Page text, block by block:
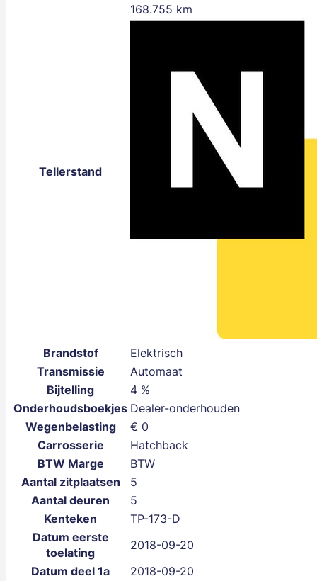
Tellerstand
168.755 km
Brandstof
Elektrisch
Transmissie
Automaat
Bijtelling
4 %
Onderhoudsboekjes Dealer-onderhouden
Wegenbelasting
€ 0
Carrosserie
Hatchback
BTW Marge
BTW
Aantal zitplaatsen
5
Aantal deuren
5
Kenteken
TP-173-D
Datum eerste
toelating
2018-09-20
Datum deel 1a
2018-09-20